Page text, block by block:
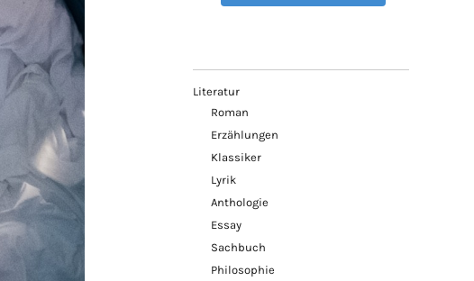
Literatur
Roman
Erzählungen
Klassiker
Lyrik
Anthologie
Essay
Sachbuch
Philosophie